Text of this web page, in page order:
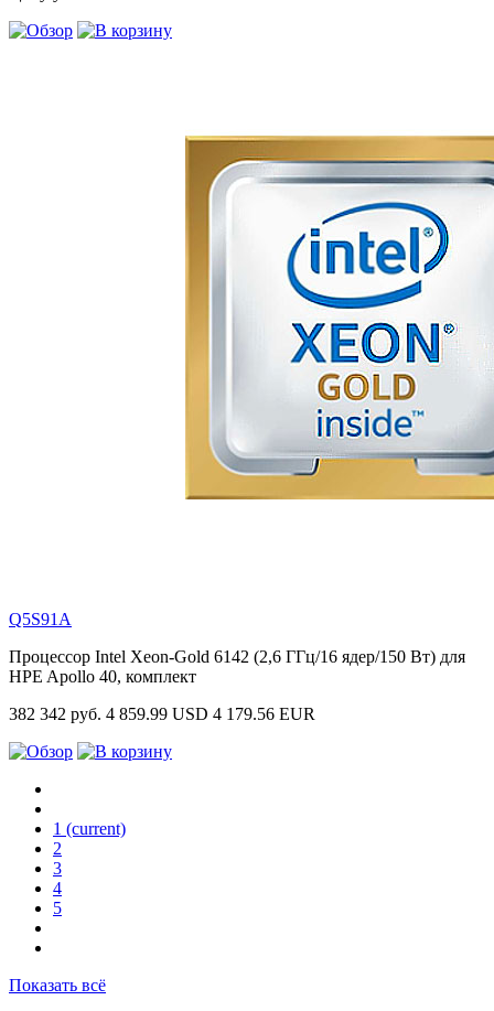
Q5S91A
Процессор Intel Xeon-Gold 6142 (2,6 ГГц/16 ядер/150 Вт) для
HPE Apollo 40, комплект
382 342 руб. 4 859.99 USD 4 179.56 EUR
1 (current)
2
3
4
5
Показать всё